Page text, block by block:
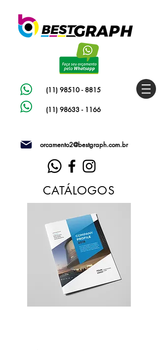
(11) 98510 - 8815
(11) 98633 - 1166
orcamento2@bestgraph.com.br
CATÁLOGOS